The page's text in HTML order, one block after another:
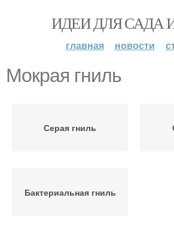
ИДЕИ ДЛЯ САДА
главная новости
Мокрая гниль
Серая гниль
Бактериальная гниль